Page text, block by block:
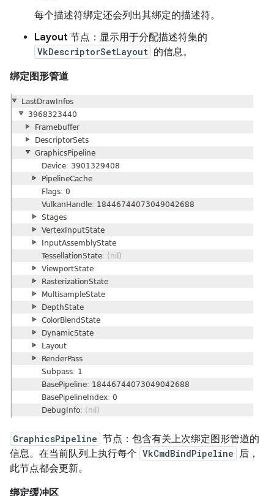
每个描述符绑定还会列出其绑定的描述符。
Layout 节点：显示用于分配描述符集的
VkDescriptorSetLayout 的信息。
绑定图形管道
GraphicsPipeline 节点：包含有关上次绑定图形管道的
信息。在当前队列上执行每个 VkCmdBindPipeline
后，
此节点都会更新。
绑定缓冲区